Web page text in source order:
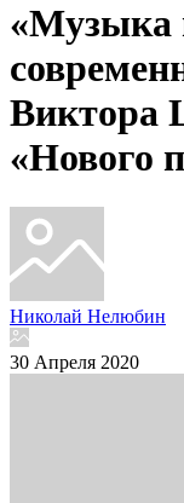
«Музыка
Виктора
«Нового
Николай Нелюбин
30 Апреля 2020